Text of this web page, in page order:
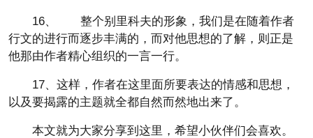
16、 整个别里科夫的形象，我们是在随着作者
行文的进行而逐步丰满的，而对他思想的了解，则正是
他那由作者精心组织的一言一行。
17、这样，作者在这里面所要表达的情感和思想，
以及要揭露的主题就全都自然而然地出来了。
本文就为大家分享到这里，希望小伙伴们会喜欢。